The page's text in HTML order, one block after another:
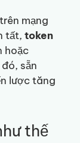
mạng
tất, token
hoặc
sẵn
lược tăng
thế